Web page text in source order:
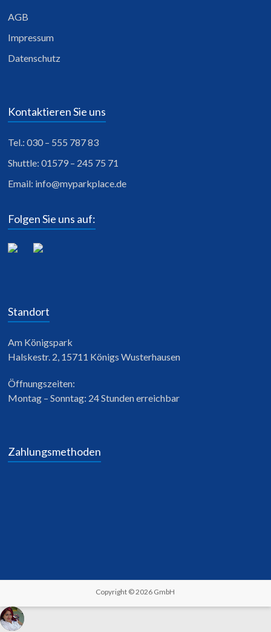
AGB
Impressum
Datenschutz
Kontaktieren Sie uns
Tel.: 030 – 555 787 83
Shuttle: 01579 – 245 75 71
Email: info@myparkplace.de
Folgen Sie uns auf:
Standort
Am Königspark
Halskestr. 2, 15711 Königs Wusterhausen
Öffnungszeiten:
Montag – Sonntag: 24 Stunden erreichbar
Zahlungsmethoden
Copyright © 2026 GmbH